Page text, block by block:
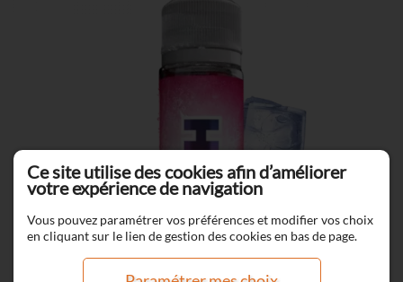
Ce site utilise des cookies afin d’améliorer
votre expérience de navigation
Vous pouvez paramétrer vos préférences et modifier vos choix
en cliquant sur le lien de gestion des cookies en bas de page.